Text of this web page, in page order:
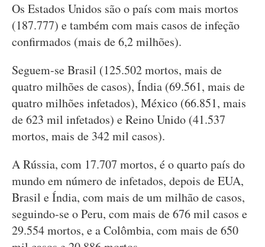
Os Estados Unidos são o país com mais mortos
(187.777) e também com mais casos de infeção
confirmados (mais de 6,2 milhões).
Seguem-se Brasil (125.502 mortos, mais de
quatro milhões de casos), Índia (69.561, mais de
quatro milhões infetados), México (66.851, mais
de 623 mil infetados) e Reino Unido (41.537
mortos, mais de 342 mil casos).
A Rússia, com 17.707 mortos, é o quarto país do
mundo em número de infetados, depois de EUA,
Brasil e Índia, com mais de um milhão de casos,
seguindo-se o Peru, com mais de 676 mil casos e
29.554 mortos, e a Colômbia, com mais de 650